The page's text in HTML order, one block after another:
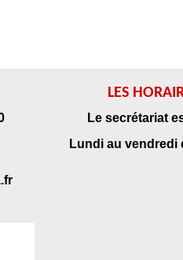
LES
Le secrétariat
Lundi au vendredi